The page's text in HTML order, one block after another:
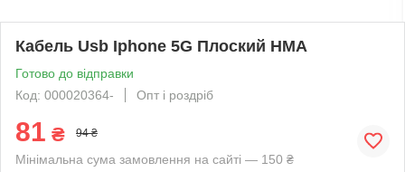
Кабель Usb Iphone 5G Плоский HMA
Готово до відправки
Код: 000020364-
Опт і роздріб
81 ₴ 94 ₴
Мінімальна сума замовлення на сайті — 150 ₴